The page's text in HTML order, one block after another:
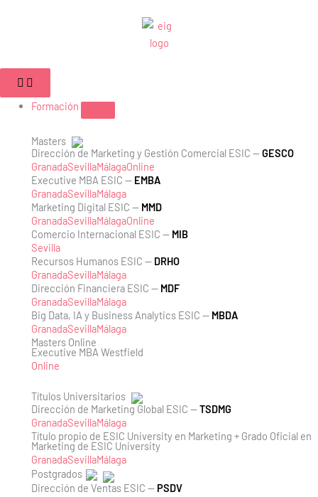
Formación
Masters
Dirección de Marketing y Gestión Comercial ESIC —GESCO
GranadaSevillaMálagaOnline
Executive MBA ESIC — EMBA
GranadaSevillaMálaga
Marketing Digital ESIC — MMD
GranadaSevillaMálagaOnline
Comercio Internacional ESIC — MIB
Sevilla
Recursos Humanos ESIC — DRHO
GranadaSevillaMálaga
Dirección Financiera ESIC — MDF
GranadaSevillaMálaga
Big Data, IA y Business Analytics ESIC — MBDA
GranadaSevillaMálaga
Masters Online
Executive MBA Westfield
Online
Títulos Universitarios
Dirección de Marketing Global ESIC —TSDMG
GranadaSevillaMálaga
Título propio de ESIC University en Marketing + Grado Oficial en
Marketing de ESIC University
GranadaSevillaMálaga
Postgrados
Dirección de Ventas ESIC — PSDV
Cerrar
Abrir